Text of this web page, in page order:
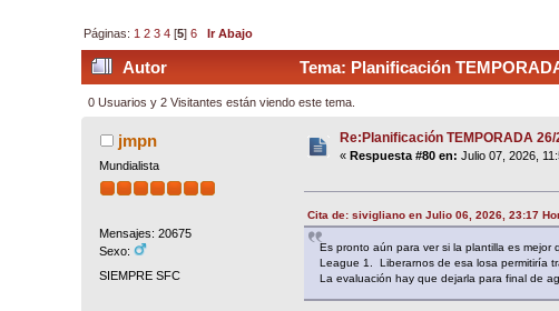
Páginas: 1 2 3 4 [5]6 Ir Abajo
Autor Tema: Planificación
0 Usuarios y 2 Visitantes están viendo este tema.
jmpn
Mundialista
Mensajes: 20675
Sexo:
SIEMPRE SFC
Re:Planificación TEMPORADA 26/
«Respuesta #80 en: Julio 07, 2026,
Cita de: sivigliano en Julio 06, 2026, 23:17
Es pronto aún para ver si la plantilla es
League 1. Liberarnos de esa losa permitiría
La evaluación hay que dejarla para final de